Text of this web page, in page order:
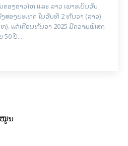
ອງຊາວໄທ ແລະ ລາວ ເພາະເປັນວັນ
ອງປະເທດ ໃນວັນທີ 2 ທັນວາ (ລາວ)
). ແຕ່ເດືອນທັນວາ 2025 ມີຄວາມພິເສດ
ປີ...
ນ